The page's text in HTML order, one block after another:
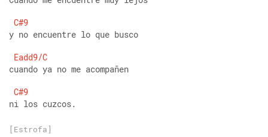
C#9
y no encuentre lo que busco
Eadd9/C
cuando ya no me acompañen
C#9
ni los cuzcos.
[Estrofa]